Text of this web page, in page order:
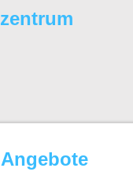
Angebote